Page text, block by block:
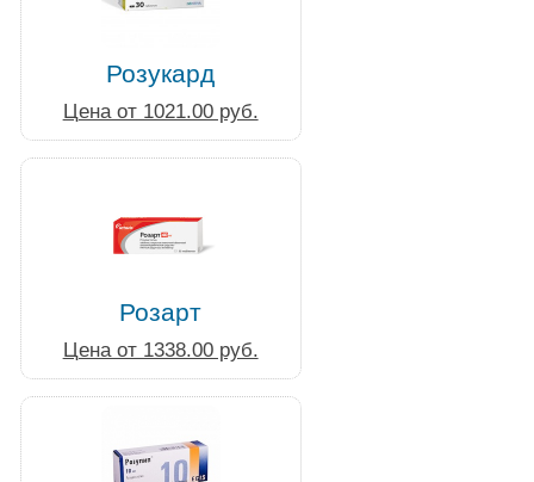
Розукард
Цена от 1021.00 руб.
Розарт
Цена от 1338.00 руб.